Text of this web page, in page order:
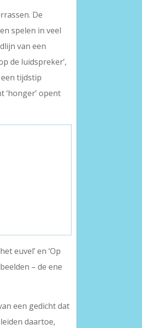
De
spelen in veel
van een
de luidspreker’,
een tijdstip
‘honger’ opent
euvel’ en ‘Op
– de ene
een gedicht dat
daartoe,